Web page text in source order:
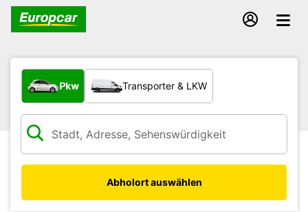
Welche Art von Fahrzeug?
Pkw Transporter & LKW
Abholort auswählen